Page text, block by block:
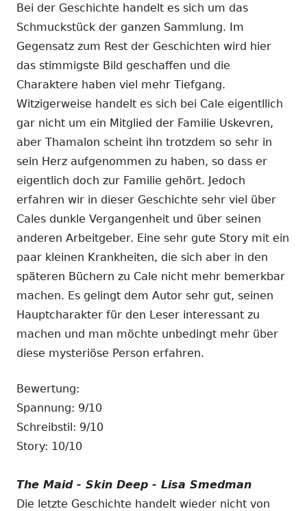
Bei der Geschichte handelt es sich um das
Schmuckstück der ganzen Sammlung. Im
Gegensatz zum Rest der Geschichten wird hier
das stimmigste Bild geschaffen und die
Charaktere haben viel mehr Tiefgang.
Witzigerweise handelt es sich bei Cale eigentllich
gar nicht um ein Mitglied der Familie Uskevren,
aber Thamalon scheint ihn trotzdem so sehr in
sein Herz aufgenommen zu haben, so dass er
eigentlich doch zur Familie gehört. Jedoch
erfahren wir in dieser Geschichte sehr viel über
Cales dunkle Vergangenheit und über seinen
anderen Arbeitgeber. Eine sehr gute Story mit ein
paar kleinen Krankheiten, die sich aber in den
späteren Büchern zu Cale nicht mehr bemerkbar
machen. Es gelingt dem Autor sehr gut, seinen
Hauptcharakter für den Leser interessant zu
machen und man möchte unbedingt mehr über
diese mysteriöse Person erfahren.
Bewertung:
Spannung: 9/10
Schreibstil: 9/10
Story: 10/10
The Maid - Skin Deep - Lisa Smedman
Die letzte Geschichte handelt wieder nicht von